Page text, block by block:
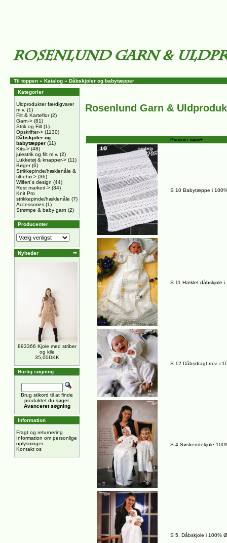
Til toppen » Katalog » Dåbskjoler og babytæpper
Kategorier
Uldprodukter færdigvarer
m.v. (1)
Filt & Karteflor(2)
Garn-> (81)
Strik og Filt (1)
Opskrifter-> (1130)
Dåbskjoler og
babytæpper (11)
Kits-> (48)
julestrik og filt m.v. (2)
Lukketøj & knapper-> (11)
Bøger(6)
Strikkepinde/hæklenåle &
tilbehø-> (36)
Wilfert´s design (44)
Rest marked-> (34)
Knit Pro
strikkepinde/hæklenåle (7)
Accessories (1)
Strømpe & baby garn (2)
Producenter
Nyheder
893366 Kjole med striber
og kile
35,00DKK
Hurtig søgning
Brug stikord til at finde
produktet du søger.
Avanceret søgning
Information
Fragt og returnering
Information om personlige
oplysninger
Kontakt os
Rosenlund Garn &
Produkt navn+
S 10 Babytæppe i
S 11 Hæklet dåbskjole i
S 12 Dåbsdragt m.v. i
S 4 Søskendekjole
S 5, Dåbskjole i 100%